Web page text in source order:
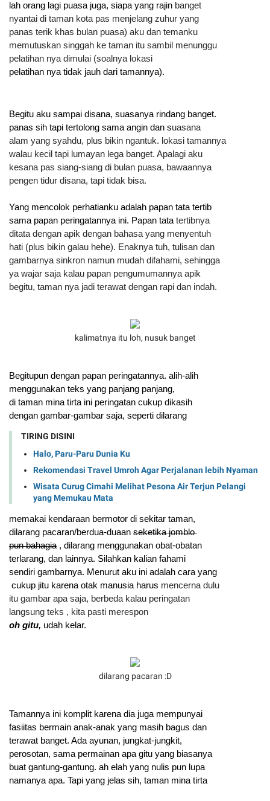
lah orang lagi puasa juga, siapa yang rajin banget
nyantai di taman kota pas menjelang zuhur yang
panas terik khas bulan puasa) aku dan temanku
memutuskan singgah ke taman itu sambil menunggu
pelatihan nya dimulai (soalnya lokasi
pelatihan nya tidak jauh dari tamannya).
Begitu aku sampai disana, suasanya rindang banget.
panas sih tapi tertolong sama angin dan suasana
alam yang syahdu, plus bikin ngantuk. lokasi tamannya
walau kecil tapi lumayan lega banget. Apalagi aku
kesana pas siang-siang di bulan puasa, bawaannya
pengen tidur disana, tapi tidak bisa.
Yang mencolok perhatianku adalah papan tata tertib
sama papan peringatannya ini. Papan tata tertibnya
ditata dengan apik dengan bahasa yang menyentuh
hati (plus bikin galau hehe). Enaknya tuh, tulisan dan
gambarnya sinkron namun mudah difahami, sehingga
ya wajar saja kalau papan pengumumannya apik
begitu, taman nya jadi terawat dengan rapi dan indah.
kalimatnya itu loh, nusuk banget
Begitupun dengan papan peringatannya. alih-alih
menggunakan teks yang panjang panjang,
di taman mina tirta ini peringatan cukup dikasih
dengan gambar-gambar saja, seperti dilarang
TIRING DISINI
Halo, Paru-Paru Dunia Ku
Rekomendasi Travel Umroh Agar Perjalanan lebih Nyaman
Wisata Curug Cimahi Melihat Pesona Air Terjun Pelangi
yang Memukau Mata
memakai kendaraan bermotor di sekitar taman,
dilarang pacaran/berdua-duaan seketika jomblo
pun bahagia , dilarang menggunakan obat-obatan
terlarang, dan lainnya. Silahkan kalian fahami
sendiri gambarnya. Menurut aku ini adalah cara yang
cukup jitu karena otak manusia harus mencerna dulu
itu gambar apa saja, berbeda kalau peringatan
langsung teks , kita pasti merespon
oh gitu, udah kelar.
dilarang pacaran :D
Tamannya ini komplit karena dia juga mempunyai
fasiitas bermain anak-anak yang masih bagus dan
terawat banget. Ada ayunan, jungkat-jungkit,
perosotan, sama permainan apa gitu yang biasanya
buat gantung-gantung. ah elah yang nulis pun lupa
namanya apa. Tapi yang jelas sih, taman mina tirta